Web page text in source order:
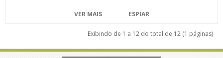
VER MAIS ESPIAR
Exibindo de 1 a 12 do total de 12 (1 páginas)